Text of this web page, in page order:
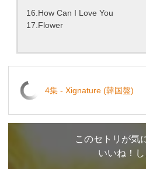
16.How Can I Love You
17.Flower
4集 - Xignature (韓国盤)
このセトリが気
いいね！し